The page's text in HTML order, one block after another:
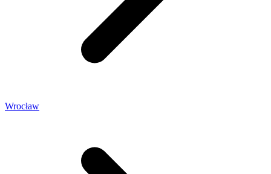
Wrocław